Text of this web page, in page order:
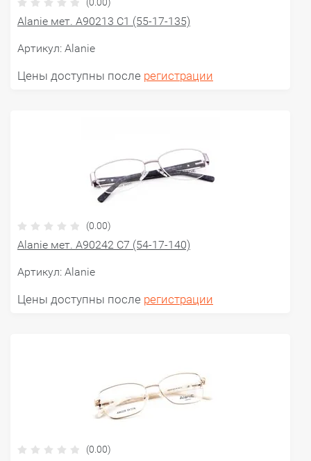
(0.00)
Alanie мет. A90213 С1 (55-17-135)
Артикул: Alanie
Цены доступны после регистрации
(0.00)
Alanie мет. A90242 C7 (54-17-140)
Артикул: Alanie
Цены доступны после регистрации
(0.00)